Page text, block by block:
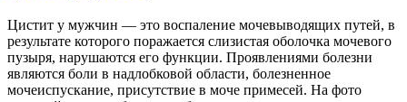
Цистит у мужчин — это воспаление мочевыводящих путей, в
результате которого поражается слизистая оболочка мочевого
пузыря, нарушаются его функции. Проявлениями болезни
являются боли в надлобковой области, болезненное
мочеиспускание, присутствие в моче примесей. На фото